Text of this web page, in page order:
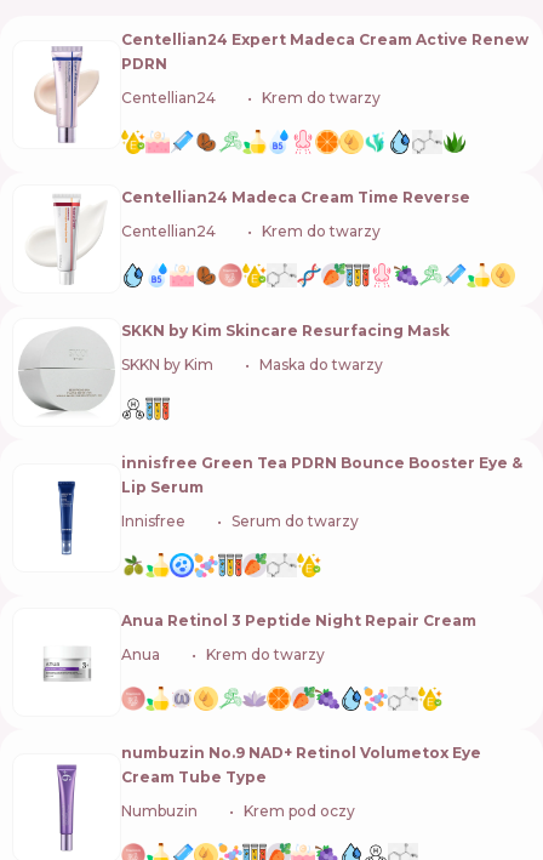
Centellian24 Expert Madeca Cream Active Renew
PDRN
Centellian24
Krem do twarzy
Centellian24 Madeca Cream Time Reverse
Centellian24
Krem do twarzy
SKKN by Kim Skincare Resurfacing Mask
SKKN by Kim
Maska do twarzy
innisfree Green Tea PDRN Bounce Booster Eye &
Lip Serum
Innisfree
Serum do twarzy
Anua Retinol 3 Peptide Night Repair Cream
Anua
Krem do twarzy
numbuzin No.9 NAD+ Retinol Volumetox Eye
Cream Tube Type
Numbuzin
Krem pod oczy